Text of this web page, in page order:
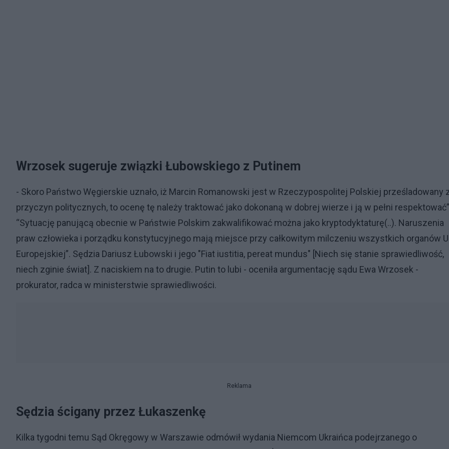
Wrzosek sugeruje związki Łubowskiego z Putinem
- Skoro Państwo Węgierskie uznało, iż Marcin Romanowski jest w Rzeczypospolitej Polskiej prześladowany
przyczyn politycznych, to ocenę tę należy traktować jako dokonaną w dobrej wierze i ją w pełni
“Sytuację panującą obecnie w Państwie Polskim zakwalifikować można jako kryptodyktaturę(..). Naruszenia
praw człowieka i porządku konstytucyjnego mają miejsce przy całkowitym milczeniu wszystkich organów
Europejskiej”. Sędzia Dariusz Łubowski i jego "Fiat iustitia, pereat mundus" [Niech się stanie sprawiedliwość,
niech zginie świat]. Z naciskiem na to drugie. Putin to lubi - oceniła argumentację sądu Ewa Wrzosek -
prokurator, radca w ministerstwie sprawiedliwości.
Reklama
Sędzia ścigany przez Łukaszenkę
Kilka tygodni temu Sąd Okręgowy w Warszawie odmówił wydania Niemcom Ukraińca podejrzanego o